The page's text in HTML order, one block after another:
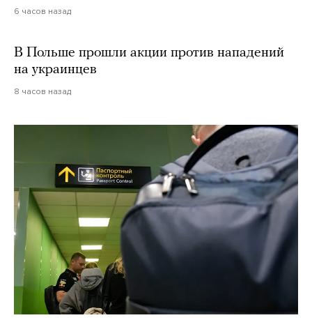
6 часов назад
В Польше прошли акции против нападений
на украинцев
8 часов назад